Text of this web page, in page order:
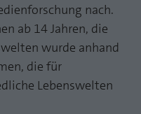
nach.
ab 14 Jahren, die
wurde anhand
die für
Lebenswelten
ein Standard-Session-
Es speichert im Falle
Logins die Session ID
der eingeloggte User
um ihm Zugang zu
zu gewähren.
1 Jahr
anzeigen